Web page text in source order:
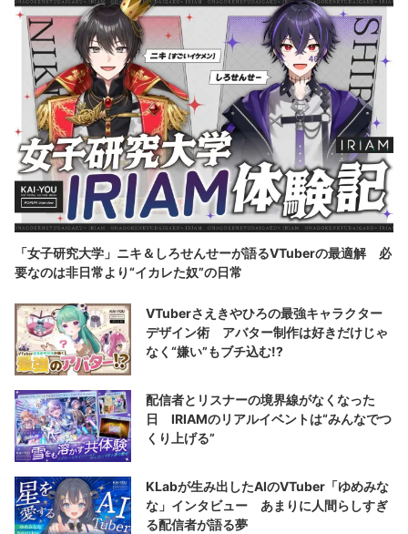
「女子研究大学」ニキ＆しろせんせーが語るVTuberの最適解 必
要なのは非日常より“イカレた奴”の日常
VTuberさえきやひろの最強キャラクター
デザイン術 アバター制作は好きだけじゃ
なく“嫌い”もブチ込む!?
配信者とリスナーの境界線がなくなった
日 IRIAMのリアルイベントは“みんなでつ
くり上げる”
KLabが生み出したAIのVTuber「ゆめみな
な」インタビュー あまりに人間らしすぎ
る配信者が語る夢